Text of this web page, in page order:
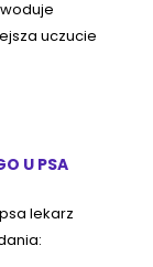
uczucie
U PSA
lekarz